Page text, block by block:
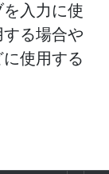
入力に使
る場合や
使用する